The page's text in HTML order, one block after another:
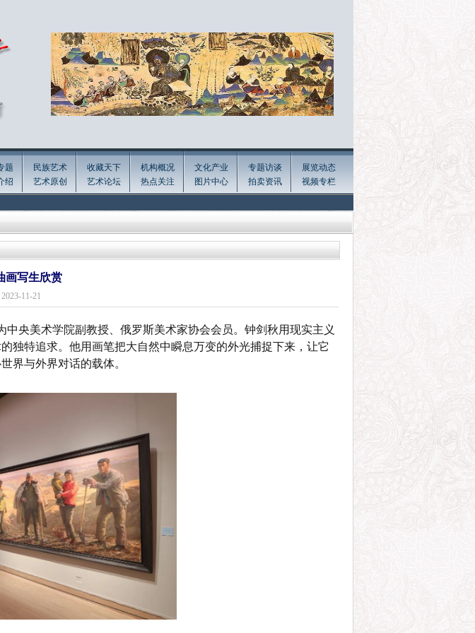
题
绍
民族艺术
艺术原创
收藏天下
艺术论坛
机构概况
热点关注
文化产业
图片中心
专题访谈
拍卖资讯
展览动态
视频专栏
画写生欣赏
11-21
央美术学院副教授、俄罗斯美术家协会会员。钟剑秋用现实主义
独特追求。他用画笔把大自然中瞬息万变的外光捕捉下来，让它
界与外界对话的载体。